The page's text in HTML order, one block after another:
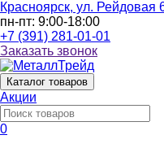
Красноярск, ул. Рейдовая
пн-пт: 9:00-18:00
+7 (391) 281-01-01
Заказать звонок
Каталог товаров
Акции
0